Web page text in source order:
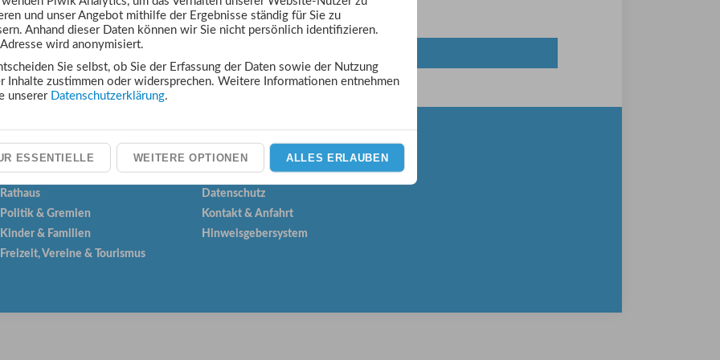
MOMENTAN KEINE ARTIKEL VORHANDEN
Alle amtlichen Bekanntmachungen anzeigen
Links:
Über Asslar
Rathaus
Politik & Gremien
Kinder & Familien
Freizeit, Vereine & Tourismus
Impressum
Datenschutz
Kontakt & Anfahrt
Hinweisgebersystem
und unser Angebot mithilfe der Ergebnisse ständig für Sie zu
Anhand dieser Daten können wir Sie nicht persönlich identifizieren.
Adresse wird anonymisiert.
Sie selbst, ob Sie der Erfassung der Daten sowie der Nutzung
Inhalte zustimmen oder widersprechen. Weitere Informationen entnehmen
unserer Datenschutzerklärung.
ESSENTIELLE WEITERE OPTIONEN ALLES ERLAUBEN